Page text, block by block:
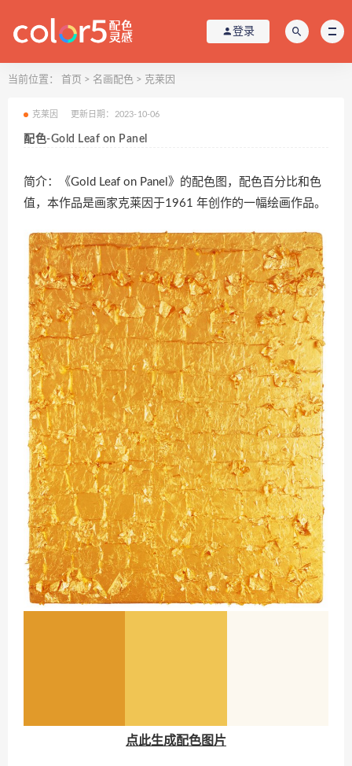
登录
当前位置： 首页 > 名画配色 > 克莱因
克莱因 更新日期：2023-10-06
配色-Gold Leaf on Panel
简介：《Gold Leaf on Panel》的配色图，配色百分比和色
值，本作品是画家克莱因于1961 年创作的一幅绘画作品。
点此生成配色图片